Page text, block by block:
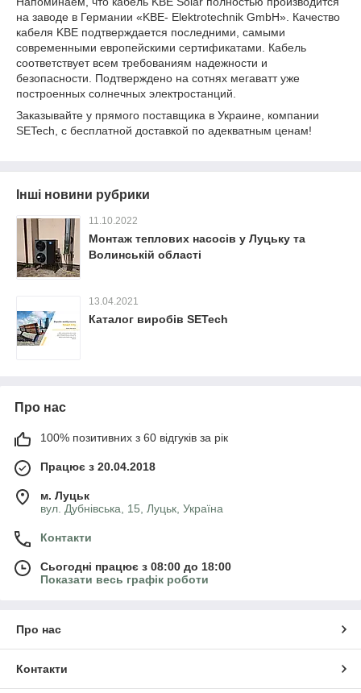
на заводе в Германии «KBE- Elektrotechnik GmbH». Качество
кабеля KBE подтверждается последними, самыми
современными европейскими сертификатами. Кабель
соответствует всем требованиям надежности и
безопасности. Подтверждено на сотнях мегаватт уже
построенных солнечных электростанций.
Заказывайте у прямого поставщика в Украине, компании
SETech, с бесплатной доставкой по адекватным ценам!
Інші новини рубрики
11.10.2022
Монтаж теплових насосів у Луцьку та
Волинській області
13.04.2021
Каталог виробів SETech
Про нас
100% позитивних з 60 відгуків за рік
Працює з 20.04.2018
м. Луцьк
вул. Дубнівська, 15, Луцьк, Україна
Контакти
Сьогодні працює з 08:00 до 18:00
Показати весь графік роботи
Про нас
Контакти